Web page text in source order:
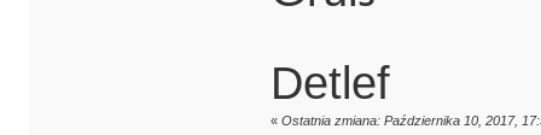
Detlef
« Ostatnia zmiana: Października 10, 2017,